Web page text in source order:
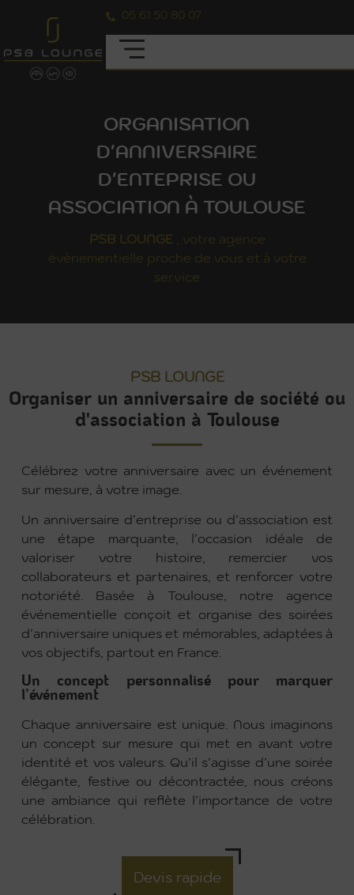
05 61 50 80 07
ORGANISATION
D'ANNIVERSAIRE
D'ENTEPRISE OU
ASSOCIATION À TOULOUSE
PSB LOUNGE , votre agence
évènementielle proche de vous et à votre
service
PSB LOUNGE
Organiser un anniversaire de société ou
d'association à Toulouse
Célébrez votre anniversaire avec un événement
sur mesure, à votre image.
Un anniversaire d’entreprise ou d’association est
une étape marquante, l’occasion idéale de
valoriser votre histoire, remercier vos
collaborateurs et partenaires, et renforcer votre
notoriété. Basée à Toulouse, notre agence
événementielle conçoit et organise des soirées
d’anniversaire uniques et mémorables, adaptées à
vos objectifs, partout en France.
Un concept personnalisé pour marquer
l’événement
Chaque anniversaire est unique. Nous imaginons
un concept sur mesure qui met en avant votre
identité et vos valeurs. Qu’il s’agisse d’une soirée
élégante, festive ou décontractée, nous créons
une ambiance qui reflète l’importance de votre
célébration.
Devis rapide